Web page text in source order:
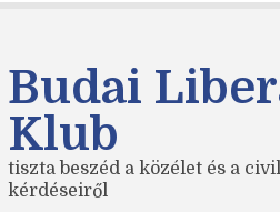
Budai
Klub
tiszta beszéd a közélet és a
kérdéseiről